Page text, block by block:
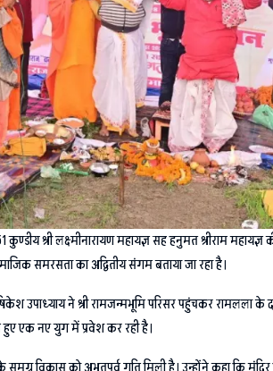
श्री लक्ष्मीनारायण महायज्ञ सह हनुमत श्रीराम
समरसता का अद्वितीय संगम बताया जा रहा है।
उपाध्याय ने श्री रामजन्मभूमि परिसर पहुंचकर रामलला
एक नए युग में प्रवेश कर रही है।